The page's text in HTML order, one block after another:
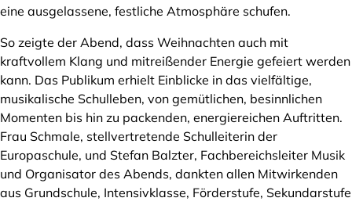
eine ausgelassene, festliche Atmosphäre schufen.
So zeigte der Abend, dass Weihnachten auch mit
kraftvollem Klang und mitreißender Energie gefeiert werden
kann. Das Publikum erhielt Einblicke in das vielfältige,
musikalische Schulleben, von gemütlichen, besinnlichen
Momenten bis hin zu packenden, energiereichen Auftritten.
Frau Schmale, stellvertretende Schulleiterin der
Europaschule, und Stefan Balzter, Fachbereichsleiter Musik
und Organisator des Abends, dankten allen Mitwirkenden
aus Grundschule, Intensivklasse, Förderstufe, Sekundarstufe